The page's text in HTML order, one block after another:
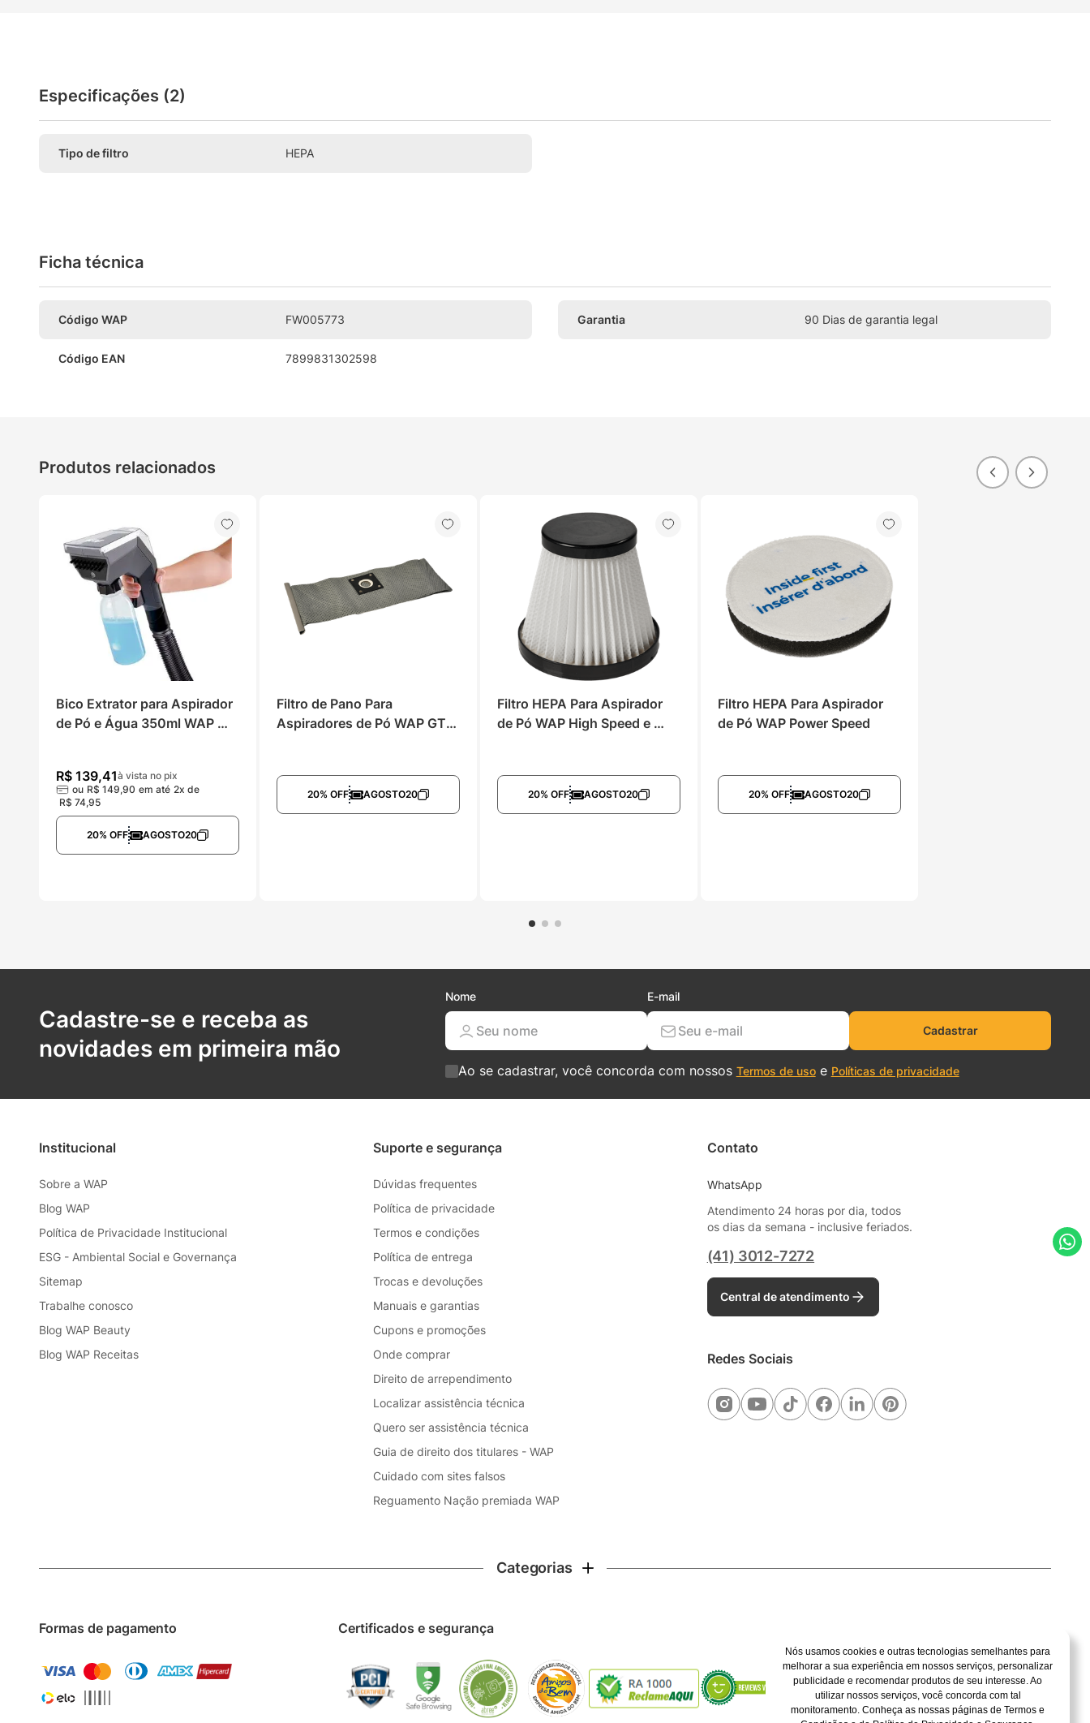
Nós usamos cookies e outras tecnologias semelhantes para
melhorar a sua experiência em nossos serviços, personalizar
publicidade e recomendar produtos de seu interesse. Ao
utilizar nossos serviços, você concorda com tal
monitoramento. Conheça as nossas páginas de Termos e
Especificações (2)
Tipo de filtro HEPA
Ficha técnica
Código WAP FW005773 Garantia 90 Dias de garantia legal
Código EAN 7899831302598
Produtos relacionados
Bico Extrator para Aspirador
de Pó e Água 350ml WAP
R$ 139,41à vista no pix
ou R$ 149,90 em até 2x de
R$ 74,95
20% OFF AGOSTO20
Filtro de Pano Para
Aspiradores de Pó WAP GTW
20% OFF AGOSTO20
Filtro HEPA Para Aspirador
de Pó WAP High Speed e
20% OFF AGOSTO20
Filtro HEPA Para Aspirador
de Pó WAP Power Speed
20% OFF AGOSTO20
Cadastre-se e receba as
novidades em primeira mão
Nome E-mail
Cadastrar
Ao se cadastrar, você concorda com nossos Termos de usoe Políticas de privacidade
Institucional
Sobre a WAP
Blog WAP
Política de Privacidade Institucional
ESG - Ambiental Social e Governança
Sitemap
Trabalhe conosco
Blog WAP Beauty
Blog WAP Receitas
Suporte e segurança
Dúvidas frequentes
Política de privacidade
Termos e condições
Política de entrega
Trocas e devoluções
Manuais e garantias
Cupons e promoções
Onde comprar
Direito de arrependimento
Localizar assistência técnica
Quero ser assistência técnica
Guia de direito dos titulares - WAP
Cuidado com sites falsos
Reguamento Nação premiada WAP
Contato
WhatsApp
Atendimento 24 horas por dia, todos
os dias da semana - inclusive feriados.
(41) 3012-7272
Central de atendimento
Redes Sociais
Categorias
Formas de pagamento Certificados e segurança